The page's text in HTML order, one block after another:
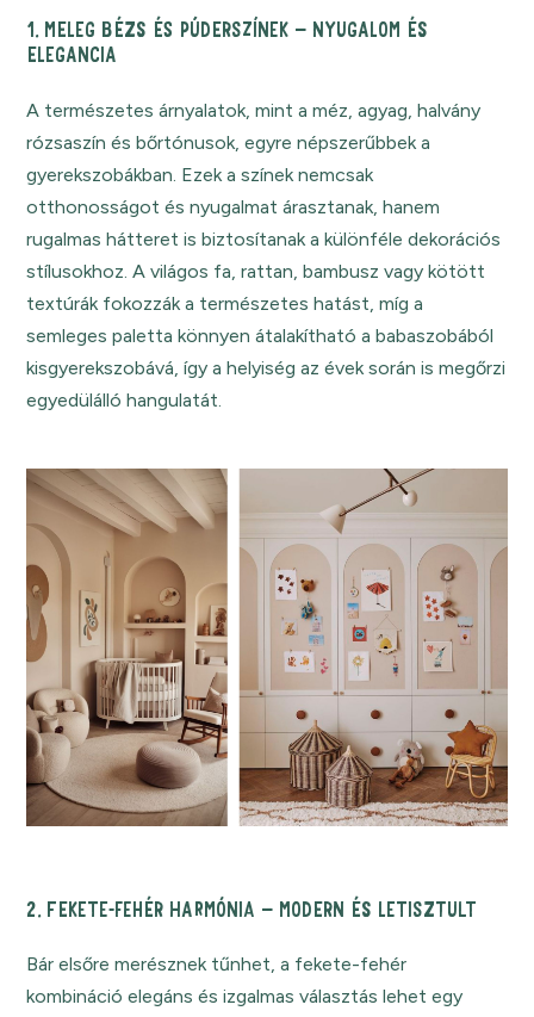
1. MELEG BÉZS ÉS PÚDERSZÍNEK – NYUGALOM ÉS
ELEGANCIA
A természetes árnyalatok, mint a méz, agyag, halvány
rózsaszín és bőrtónusok, egyre népszerűbbek a
gyerekszobákban. Ezek a színek nemcsak
otthonosságot és nyugalmat árasztanak, hanem
rugalmas hátteret is biztosítanak a különféle dekorációs
stílusokhoz. A világos fa, rattan, bambusz vagy kötött
textúrák fokozzák a természetes hatást, míg a
semleges paletta könnyen átalakítható a babaszobából
kisgyerekszobává, így a helyiség az évek során is megőrzi
egyedülálló hangulatát.
2. FEKETE-FEHÉR HARMÓNIA – MODERN ÉS LETISZTULT
Bár elsőre merésznek tűnhet, a fekete-fehér
kombináció elegáns és izgalmas választás lehet egy